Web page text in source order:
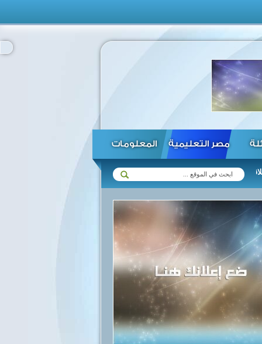
مصر التعليمية المعلومات
الرئيس السيسي يؤكد استعداد مصر زيمبابوي في مختلف المجالات ...